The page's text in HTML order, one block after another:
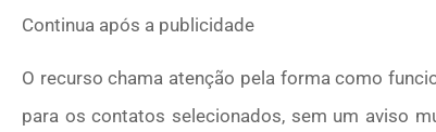
Continua após a publicidade
O recurso chama atenção pela forma como
para os contatos selecionados, sem um aviso